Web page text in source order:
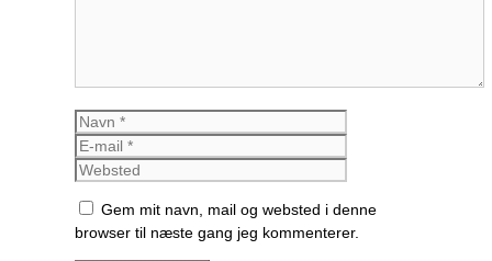
Navn
Gem mit navn, mail og websted i denne
browser til næste gang jeg kommenterer.